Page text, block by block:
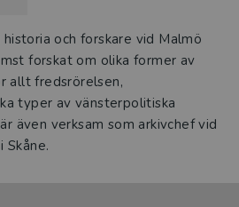
och forskare vid Malmö
forskat om olika former av
allt fredsrörelsen,
typer av vänsterpolitiska
även verksam som arkivchef vid
Skåne.